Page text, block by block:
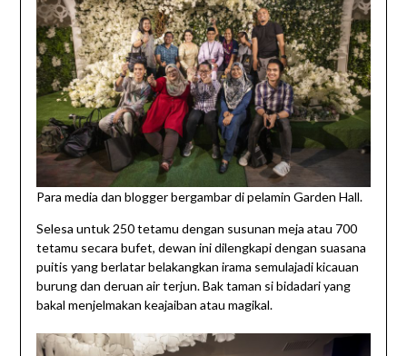
Para media dan blogger bergambar di pelamin Garden Hall.
Selesa untuk 250 tetamu dengan susunan meja atau 700
tetamu secara bufet, dewan ini dilengkapi dengan suasana
puitis yang berlatar belakangkan irama semulajadi kicauan
burung dan deruan air terjun. Bak taman si bidadari yang
bakal menjelmakan keajaiban atau magikal.